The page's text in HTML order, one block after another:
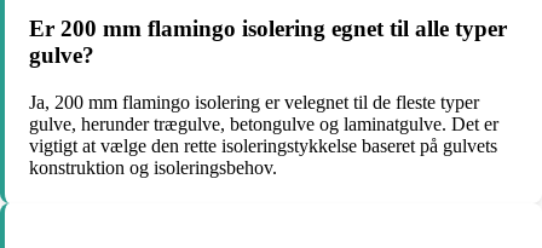
Er 200 mm flamingo isolering egnet til alle typer
gulve?
Ja, 200 mm flamingo isolering er velegnet til de fleste typer
gulve, herunder trægulve, betongulve og laminatgulve. Det er
vigtigt at vælge den rette isoleringstykkelse baseret på gulvets
konstruktion og isoleringsbehov.